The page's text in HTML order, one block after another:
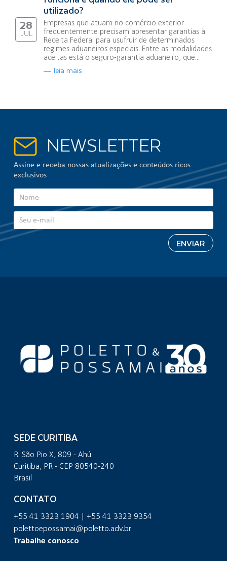
28
JUL
utilizado?
Empresas que atuam no comércio exterior
frequentemente precisam apresentar garantias à
Receita Federal para usufruir de determinados
regimes aduaneiros especiais. Entre as modalidades
aceitas está o seguro-garantia aduaneiro, que...
leia mais
NEWSLETTER
Assine e receba nossas atualizações e conteúdos ricos
exclusivos
SEDE CURITIBA
R. São Pio X, 809 - Ahú
Curitiba, PR - CEP 80540-240
Brasil
CONTATO
+55 41 3323 1904 | +55 41 3323 9354
polettoepossamai@poletto.adv.br
Trabalhe conosco